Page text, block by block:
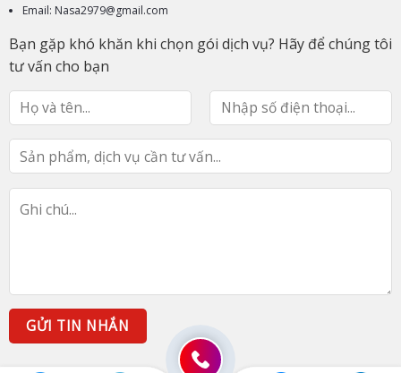
Email: Nasa2979@gmail.com
Bạn gặp khó khăn khi chọn gói dịch vụ? Hãy để chúng tôi
tư vấn cho bạn